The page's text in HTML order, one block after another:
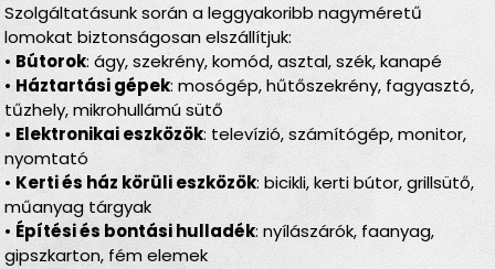
Szolgáltatásunk során a leggyakoribb nagyméretű
lomokat biztonságosan elszállítjuk:
• Bútorok: ágy, szekrény, komód, asztal, szék, kanapé
• Háztartási gépek: mosógép, hűtőszekrény, fagyasztó,
tűzhely, mikrohullámú sütő
• Elektronikai eszközök: televízió, számítógép, monitor,
nyomtató
• Kerti és ház körüli eszközök: bicikli, kerti bútor, grillsütő,
műanyag tárgyak
• Építési és bontási hulladék: nyílászárók, faanyag,
gipszkarton, fém elemek